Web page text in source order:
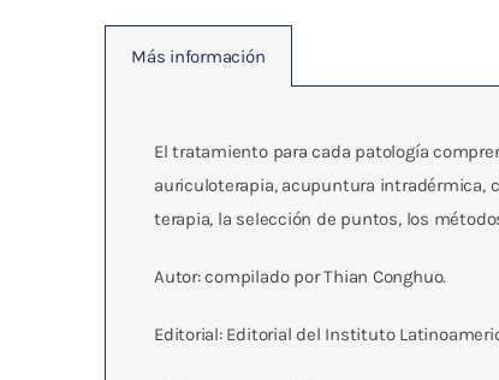
Más información
El tratamiento para cada patología
auriculoterapia, acupuntura intradérmica,
terapia, la selección de puntos, los
Autor: compilado por Thian Conghuo.
Editorial: Editorial del Instituto